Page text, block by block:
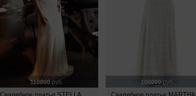
110000 руб. 100000руб.